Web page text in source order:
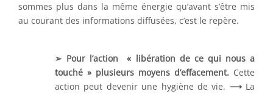
sommes plus dans la même énergie qu’avant s’être mis
au courant des informations diffusées, c’est le repère.
➢ Pour l’action « libération de ce qui nous a
touché » plusieurs moyens d’effacement. Cette
action peut devenir une hygiène de vie. ⟶ La